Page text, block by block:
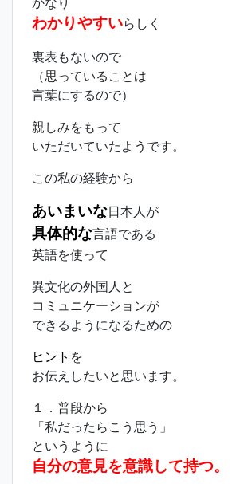
わかりやすいらしく
裏表もないので
（思っていることは
言葉にするので）
親しみをもって
いただいていたようです。
この私の経験から
あいまいな日本人が
具体的な言語である
英語を使って
異文化の外国人と
コミュニケーションが
できるようになるための
ヒント を
お伝えしたいと思います。
１．普段から
「私だったらこう思う」
というように
自分の意見を意識して持つ。